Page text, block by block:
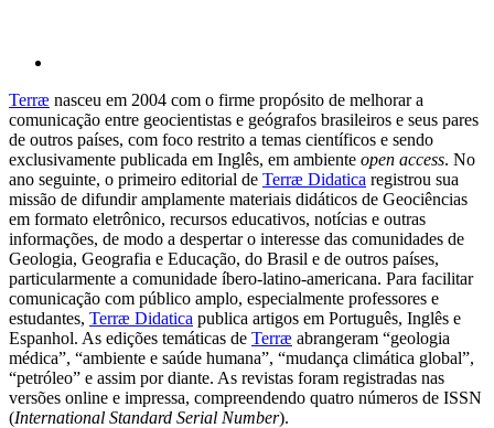
Terræ nasceu em 2004 com o firme propósito de melhorar a
comunicação entre geocientistas e geógrafos brasileiros e seus pares
de outros países, com foco restrito a temas científicos e sendo
exclusivamente publicada em Inglês, em ambiente open access. No
ano seguinte, o primeiro editorial de Terræ Didatica registrou sua
missão de difundir amplamente materiais didáticos de Geociências
em formato eletrônico, recursos educativos, notícias e outras
informações, de modo a despertar o interesse das comunidades de
Geologia, Geografia e Educação, do Brasil e de outros países,
particularmente a comunidade íbero-latino-americana. Para facilitar
comunicação com público amplo, especialmente professores e
estudantes, Terræ Didatica publica artigos em Português, Inglês e
Espanhol. As edições temáticas de Terræ abrangeram “geologia
médica”, “ambiente e saúde humana”, “mudança climática global”,
“petróleo” e assim por diante. As revistas foram registradas nas
versões online e impressa, compreendendo quatro números de ISSN
(International Standard Serial Number).